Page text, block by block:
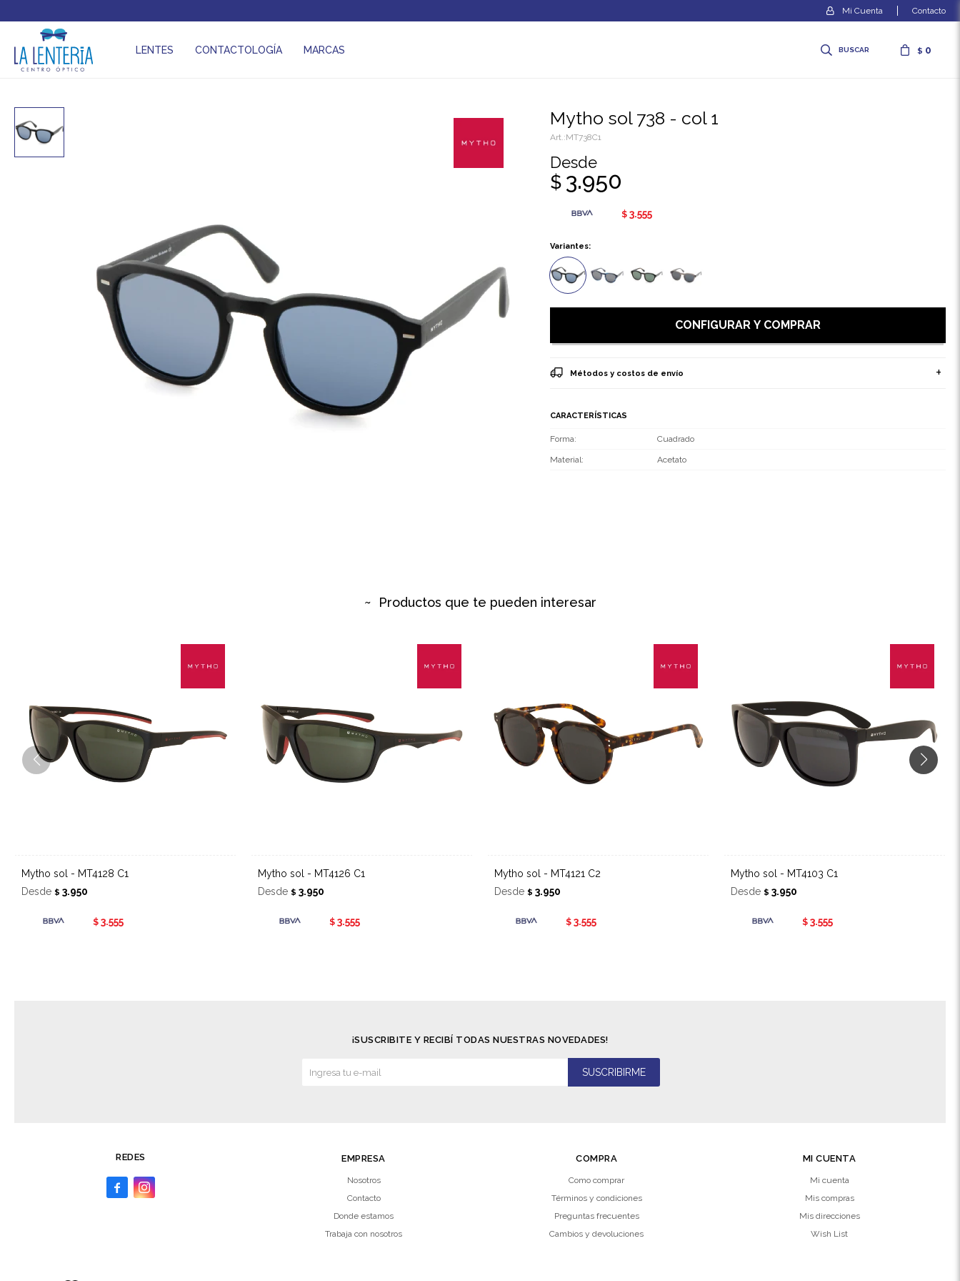
LENTES CONTACTOLOGÍA MARCAS $ 0
Contacto
Mytho sol 738 - col 1
MT738C1
Desde
$ 3.950
$ 3.555
Variantes:
CONFIGURAR Y COMPRAR
Métodos y costos de envío
CARACTERÍSTICAS
Forma Cuadrado
Material Acetato
Productos que te pueden interesar
Mytho sol - MT4128 C1
Desde $ 3.950
$ 3.555
Mytho sol - MT4126 C1
Desde $ 3.950
$ 3.555
Mytho sol - MT4121 C2
Desde $ 3.950
$ 3.555
Mytho sol - MT4103 C1
Desde $ 3.950
$ 3.555
REDES
 
EMPRESA
Nosotros
Contacto
Donde estamos
Trabaja con nosotros
COMPRA
Como comprar
Términos y condiciones
Preguntas frecuentes
Cambios y devoluciones
MI CUENTA
Mi cuenta
Mis compras
Mis direcciones
Wish List
¡SUSCRIBITE Y RECIBÍ TODAS NUESTRAS NOVEDADES!
SUSCRIBIRME